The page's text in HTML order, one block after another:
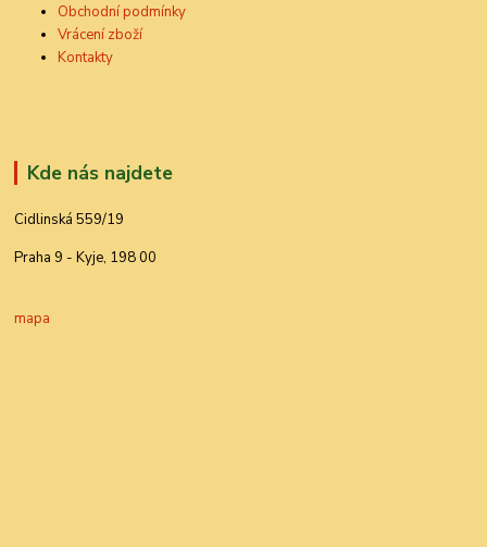
Obchodní podmínky
Vrácení zboží
Kontakty
Kde nás najdete
Cidlinská 559/19
Praha 9 - Kyje, 198 00
mapa